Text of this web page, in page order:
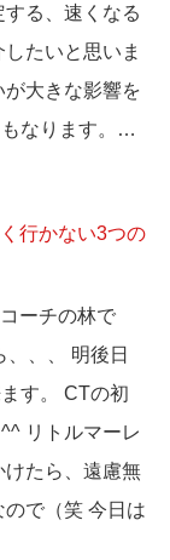
る、速くなる
たいと思いま
大きな影響を
もなります。…
行かない3つの
ーチの林で
、、 明後日
す。 CTの初
リトルマーレ
けたら、遠慮無
で（笑 今日は